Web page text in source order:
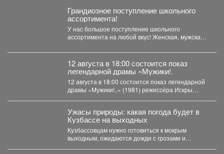
Грандиозное поступление школьного
ассортимента!
У нас большое поступление школьного
ассортимента на любой вкус! Женская, мужская и
12 августа в 18:00 состоится показ
легендарной драмы «Мужики!.
12 августа в 18:00 состоится показ легендарной
драмы «Мужики!..» (1981) режиссёра Искры
Ужасы природы: какая погода будет в
Кузбассе на выходных
Кузбассовцам нужно готовиться к мокрым
выходным, ожидаются дожди с грозами и